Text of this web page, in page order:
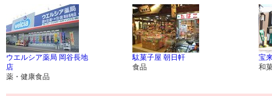
ウエルシア薬局 岡谷長地
店
薬・健康食品
駄菓子屋 朝日軒
食品
宝
和